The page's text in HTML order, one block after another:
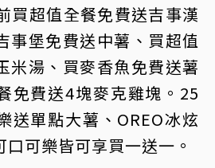
買超值全餐免費送吉事漢
事堡免費送中薯、買超值
米湯、買麥香魚免費送薯
免費送4塊麥克雞塊。25
送單點大薯、OREO冰炫
可樂皆可享買一送一。